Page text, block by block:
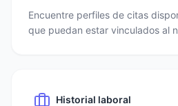
Encuentre perfiles de citas
que puedan estar vinculados al
Historial laboral